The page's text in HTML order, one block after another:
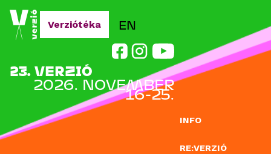
Jump to navigation
INFO
RE:VERZIÓ
EN
23. VERZIÓ
2026. NOVEMBER
16-25.
Verziótéka